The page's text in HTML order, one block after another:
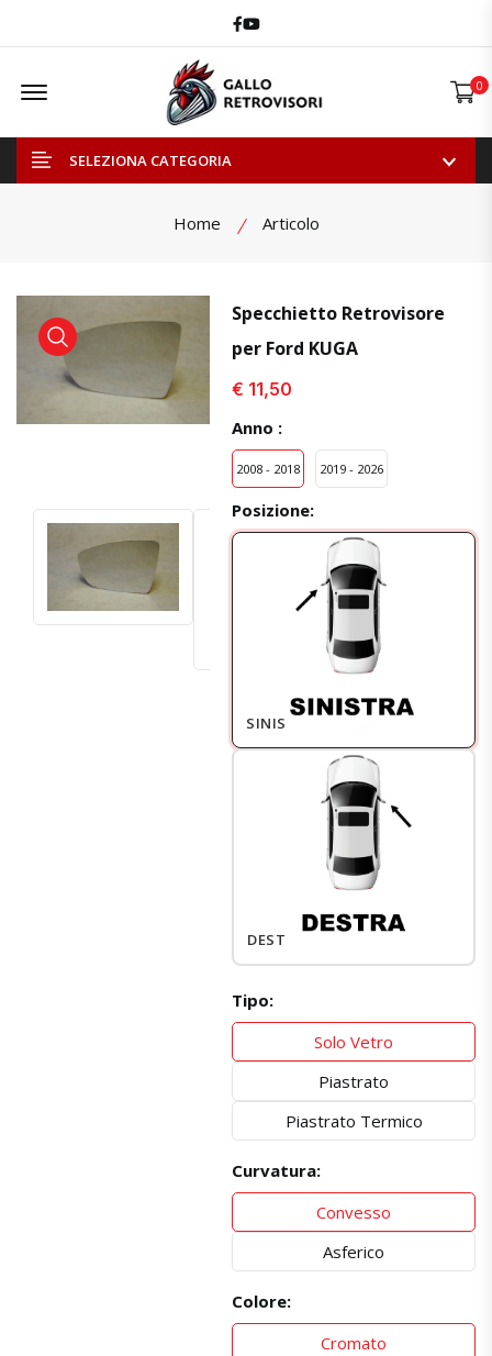
Facebook
Youtube
Offcanvas Menu Open 0
SELEZIONA CATEGORIA
Home Articolo
visualizza prodotto visualizza prodotto
Specchietto Retrovisore
per Ford KUGA
€ 11,50
Anno :
2008 - 2018 2019 - 2026
Posizione:
SINISTRO
DESTRO
Tipo:
Solo Vetro
Piastrato
Piastrato Termico
Curvatura:
Convesso
Asferico
Colore:
Cromato